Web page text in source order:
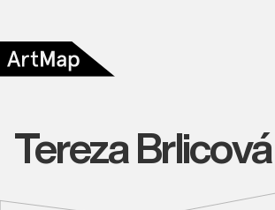
Tereza Brlicová